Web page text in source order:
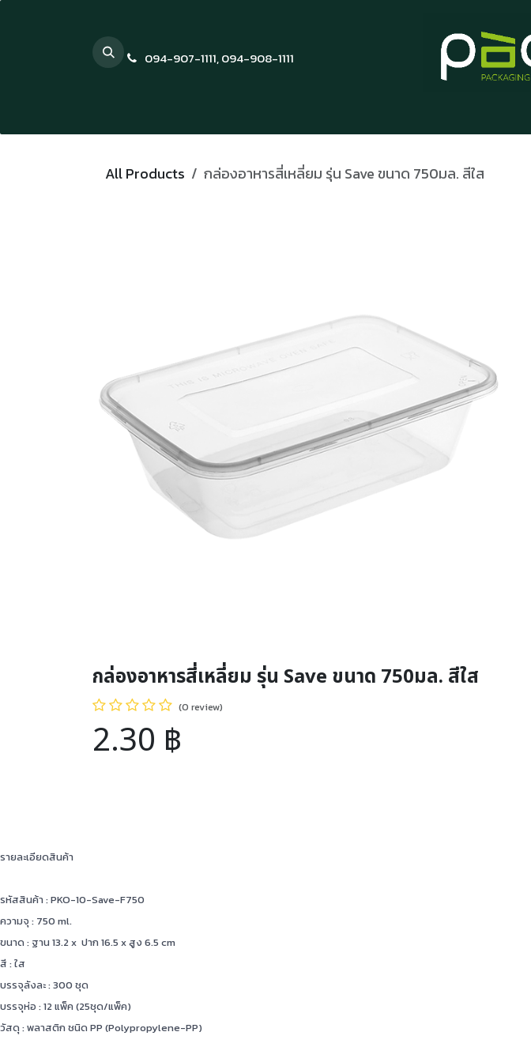
094-907-1111,094-908-1111
All Products กล่องอาหารสี่เหลี่ยม รุ่น Save ขนาด 750มล. สีใส
กล่องอาหารสี่เหลี่ยม รุ่น Save ขนาด 750มล. สีใส
(0 review)
2.30 ฿
รายละเอียดสินค้า
รหัสสินค้า : PKO-10-Save-F750
ความจุ : 750 ml.
ขนาด : ฐาน 13.2 x ปาก 16.5 x สูง 6.5 cm
สี : ใส
บรรจุลังละ : 300 ชุด
บรรจุห่อ : 12 แพ็ค (25ชุด/แพ็ค)
วัสดุ : พลาสติก ชนิด PP (Polypropylene-PP)